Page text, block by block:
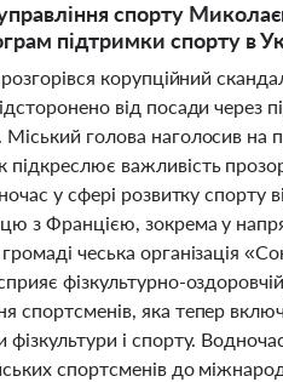
спорту
підтримки спорту в
корупційний
від посади
голова наголосив на
важливість
у сфері розвитку спорту
з Францією, зокрема у
чеська організація
фізкультурно-
спортсменів, яка тепер
і спорту.
спортсменів до